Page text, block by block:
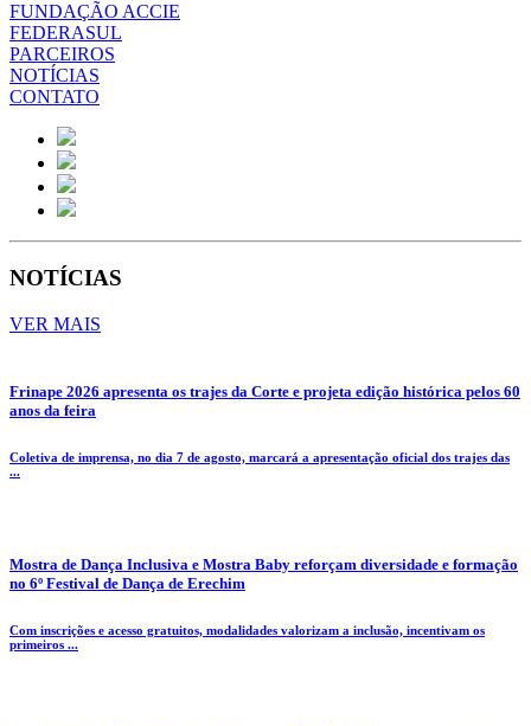
FUNDAÇÃO ACCIE
FEDERASUL
PARCEIROS
NOTÍCIAS
CONTATO
NOTÍCIAS
VER MAIS
Frinape 2026 apresenta os trajes da Corte e projeta edição histórica pelos 60
anos da feira
Coletiva de imprensa, no dia 7 de agosto, marcará a apresentação oficial dos trajes das
...
Mostra de Dança Inclusiva e Mostra Baby reforçam diversidade e formação
no 6º Festival de Dança de Erechim
Com inscrições e acesso gratuitos, modalidades valorizam a inclusão, incentivam os
primeiros ...